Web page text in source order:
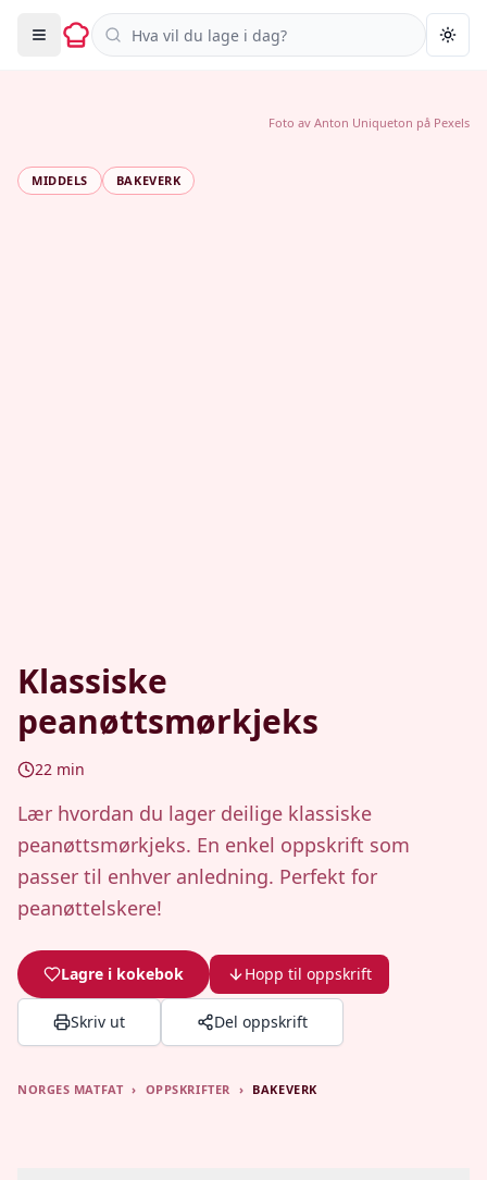
Søk i oppskrifter
MIDDELS BAKEVERK
Klassiske
peanøttsmørkjeks
22 min
Lær hvordan du lager deilige klassiske
peanøttsmørkjeks. En enkel oppskrift som
passer til enhver anledning. Perfekt for
peanøttelskere!
Lagre i kokebok Hopp til oppskrift
Skriv ut Del oppskrift
Foto av Anton Uniqueton på Pexels
NORGES MATFAT › OPPSKRIFTER › BAKEVERK